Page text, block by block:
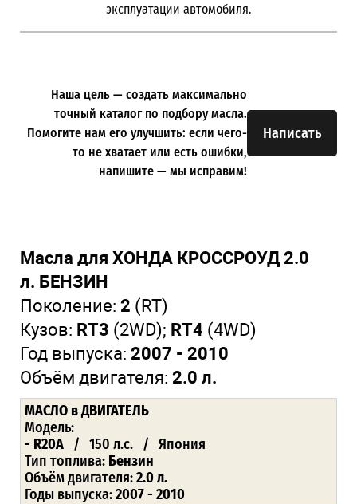
эксплуатации автомобиля.
Написать
Наша цель — создать максимально
точный каталог по подбору масла.
Помогите нам его улучшить: если чего-
то не хватает или есть ошибки,
напишите — мы исправим!
Масла для ХОНДА КРОССРОУД 2.0
л. БЕНЗИН
Поколение: 2 (RT)
Кузов: RT3 (2WD); RT4 (4WD)
Год выпуска: 2007 - 2010
Объём двигателя: 2.0 л.
МАСЛО в ДВИГАТЕЛЬ
Модель:
- R20A / 150 л.с. / Япония
Тип топлива: Бензин
Объём двигателя:2.0 л.
Годы выпуска:2007 - 2010